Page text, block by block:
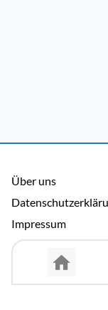
Über uns
Impressum
Allgemeine